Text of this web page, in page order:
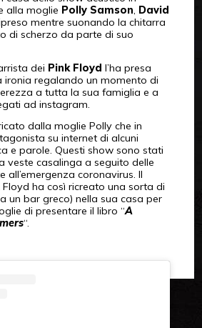
alla moglie Polly Samson David
mentre suonando la chitarra
di scherzo da parte di suo
dei Pink Floyd l’ha presa
ironia regalando un momento di
a tutta la sua famiglia e a
ad instagram.
dalla moglie Polly che in
su internet di alcuni
e parole. Questi show sono stati
veste casalinga a seguito delle
all’emergenza coronavirus. Il
ha così ricreato una sorta di
un bar greco) nella sua casa per
di presentare il libro “A
“.